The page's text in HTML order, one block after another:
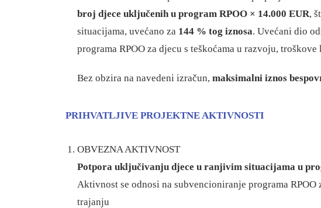
broj djece uključenih u program RPOO × 14.000 EUR,
situacijama, uvećano za 144 % tog iznosa. Uvećani dio
programa RPOO za djecu s teškoćama u razvoju,
Bez obzira na navedeni izračun, maksimalni iznos
PRIHVATLJIVE PROJEKTNE AKTIVNOSTI
OBVEZNA AKTIVNOST
Potpora uključivanju djece u ranjivim situacijama u
Aktivnost se odnosi na subvencioniranje programa
trajanju